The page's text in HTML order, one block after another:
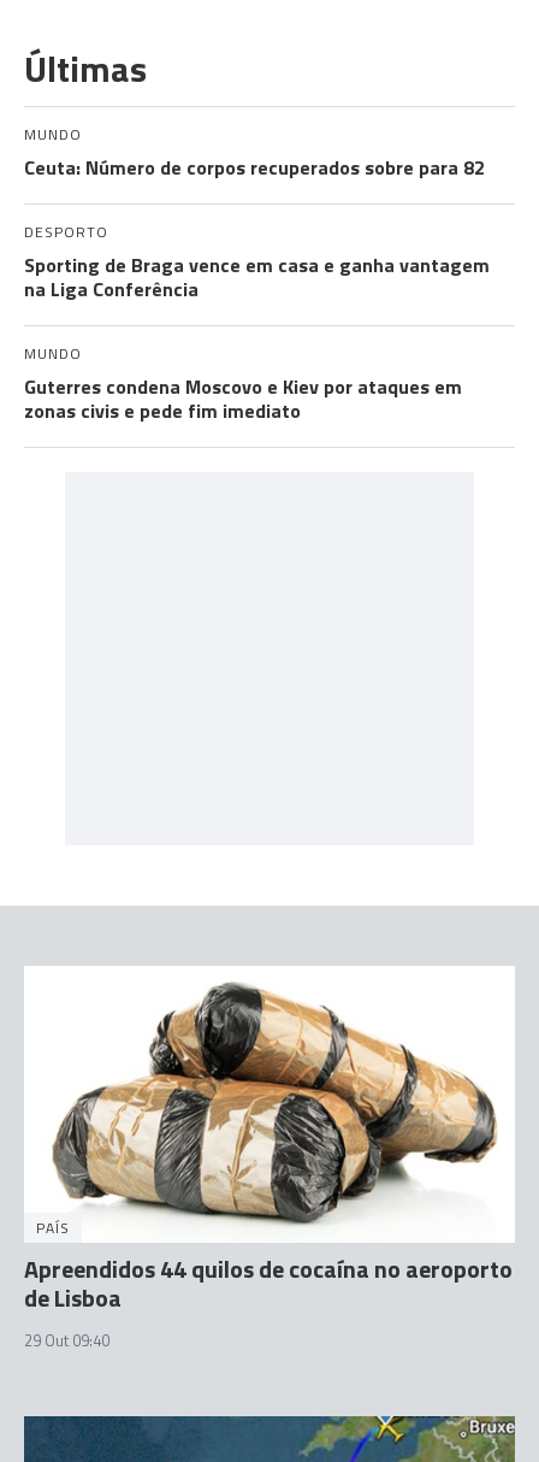
Últimas
MUNDO
Ceuta: Número de corpos recuperados sobre para 82
DESPORTO
Sporting de Braga vence em casa e ganha vantagem
na Liga Conferência
MUNDO
Guterres condena Moscovo e Kiev por ataques em
zonas civis e pede fim imediato
PAÍS
Apreendidos 44 quilos de cocaína no aeroporto
de Lisboa
29 Out 09:40